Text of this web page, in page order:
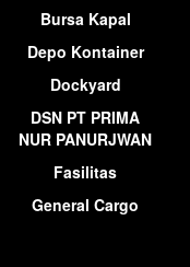
Bursa Kapal
Depo Kontainer
Dockyard
DSN PT PRIMA
NUR PANURJWAN
Fasilitas
General Cargo